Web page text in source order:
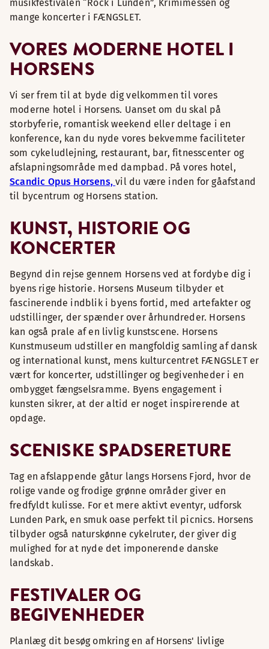
musikfestivalen “Rock i Lunden”, Krimimessen og
mange koncerter i FÆNGSLET.
VORES MODERNE HOTEL I
HORSENS
Vi ser frem til at byde dig velkommen til vores
moderne hotel i Horsens. Uanset om du skal på
storbyferie, romantisk weekend eller deltage i en
konference, kan du nyde vores bekvemme faciliteter
som cykeludlejning, restaurant, bar, fitnesscenter og
afslapningsområde med dampbad. På vores hotel,
Scandic Opus Horsens,vil du være inden for gåafstand
til bycentrum og Horsens station.
KUNST, HISTORIE OG
KONCERTER
Begynd din rejse gennem Horsens ved at fordybe dig i
byens rige historie. Horsens Museum tilbyder et
fascinerende indblik i byens fortid, med artefakter og
udstillinger, der spænder over århundreder. Horsens
kan også prale af en livlig kunstscene. Horsens
Kunstmuseum udstiller en mangfoldig samling af dansk
og international kunst, mens kulturcentret FÆNGSLET er
vært for koncerter, udstillinger og begivenheder i en
ombygget fængselsramme. Byens engagement i
kunsten sikrer, at der altid er noget inspirerende at
opdage.
SCENISKE SPADSERETURE
Tag en afslappende gåtur langs Horsens Fjord, hvor de
rolige vande og frodige grønne områder giver en
fredfyldt kulisse. For et mere aktivt eventyr, udforsk
Lunden Park, en smuk oase perfekt til picnics. Horsens
tilbyder også naturskønne cykelruter, der giver dig
mulighed for at nyde det imponerende danske
landskab.
FESTIVALER OG
BEGIVENHEDER
Planlæg dit besøg omkring en af Horsens' livlige